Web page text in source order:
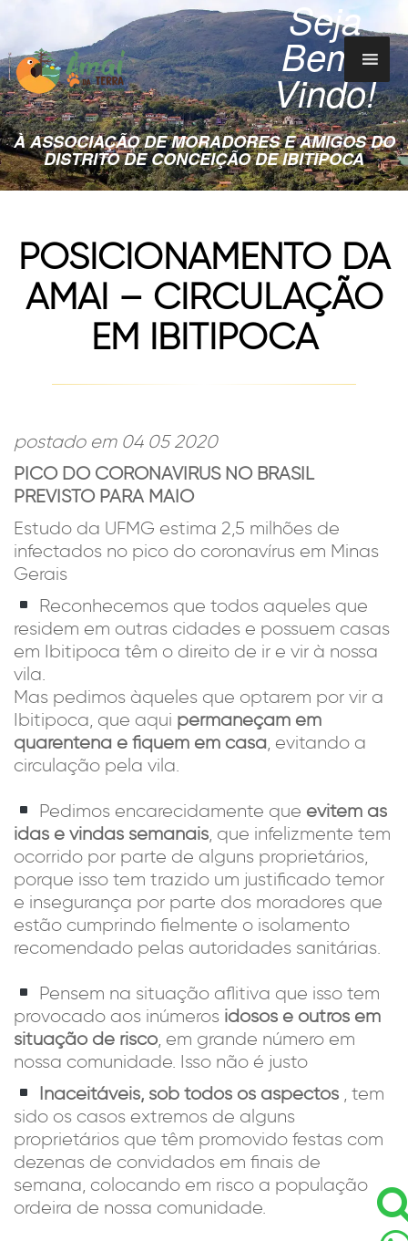
Seja
Bem-
Vindo!
À ASSOCIAÇÃO DE MORADORES E AMIGOS DO
DISTRITO DE CONCEIÇÃO DE IBITIPOCA
POSICIONAMENTO DA
AMAI – CIRCULAÇÃO
EM IBITIPOCA
postado em 04 05 2020
PICO DO CORONAVIRUS NO BRASIL
PREVISTO PARA MAIO
Estudo da UFMG estima 2,5 milhões de
infectados no pico do coronavírus em Minas
Gerais
Reconhecemos que todos aqueles que
residem em outras cidades e possuem casas
em Ibitipoca têm o direito de ir e vir à nossa
vila.
Mas pedimos àqueles que optarem por vir a
Ibitipoca, que aqui permaneçam em
quarentena e fiquem em casa, evitando a
circulação pela vila.
Pedimos encarecidamente que evitem as
idas e vindas semanais, que infelizmente tem
ocorrido por parte de alguns proprietários,
porque isso tem trazido um justificado temor
e insegurança por parte dos moradores que
estão cumprindo fielmente o isolamento
recomendado pelas autoridades sanitárias.
Pensem na situação aflitiva que isso tem
provocado aos inúmeros idosos e outros em
situação de risco, em grande número em
nossa comunidade. Isso não é justo
Inaceitáveis, sob todos os aspectos, tem
sido os casos extremos de alguns
proprietários que têm promovido festas com
dezenas de convidados em finais de
semana, colocando em risco a população
ordeira de nossa comunidade.